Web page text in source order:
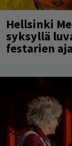
Hellsinki
syksyllä
festarien